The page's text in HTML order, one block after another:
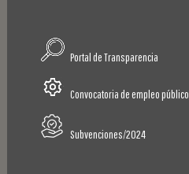
Portal de Transparencia
Convocatoria de empleo público
Subvenciones/2024